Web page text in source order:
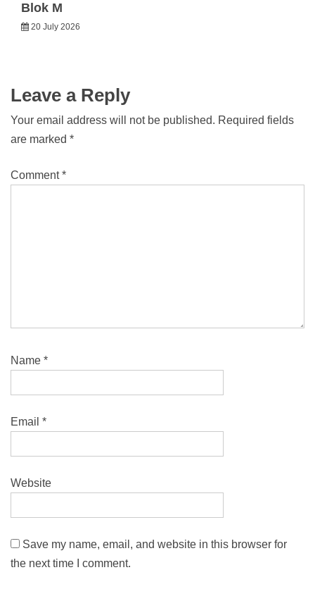
Blok M
20 July 2026
Leave a Reply
Your email address will not be published. Required fields
are marked *
Comment*
Name *
Email *
Website
Save my name, email, and website in this browser for
the next time I comment.